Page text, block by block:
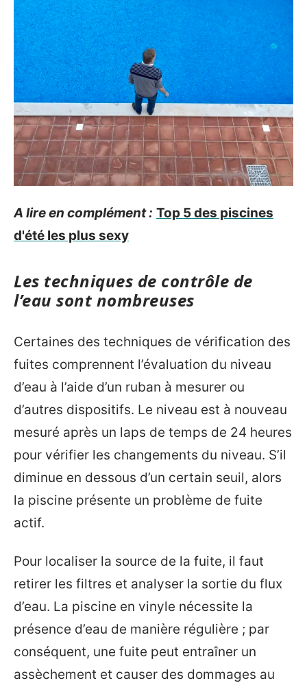
A lire en complément : Top 5 des piscines
d'été les plus sexy
Les techniques de contrôle de
l’eau sont nombreuses
Certaines des techniques de vérification des
fuites comprennent l’évaluation du niveau
d’eau à l’aide d’un ruban à mesurer ou
d’autres dispositifs. Le niveau est à nouveau
mesuré après un laps de temps de 24 heures
pour vérifier les changements du niveau. S’il
diminue en dessous d’un certain seuil, alors
la piscine présente un problème de fuite
actif.
Pour localiser la source de la fuite, il faut
retirer les filtres et analyser la sortie du flux
d’eau. La piscine en vinyle nécessite la
présence d’eau de manière régulière ; par
conséquent, une fuite peut entraîner un
assèchement et causer des dommages au